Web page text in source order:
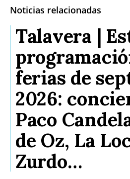
Noticias relacionadas
Talavera |
ferias de
2026:
Paco
de Oz, La
Zurdo…